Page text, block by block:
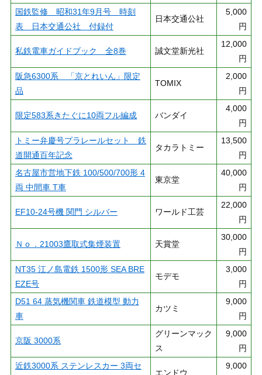
国鉄監修 昭和31年9月号 時刻
表 日本交通公社 付録付
日本交通公社
5,000
円
私鉄電車ガイドブック 全8巻 誠文堂新光社
12,000
円
阪急6300系 「京とれいん」限定
品
TOMIX
2,000
円
限定583系きたぐに10両フル編成 バンダイ
4,000
円
トミー弁慶号プラレールセット 鉄
道開通百年記念
タカラトミー
13,500
円
名古屋市営地下鉄 100/500/700形 4
両 中間車 T車
東京堂
40,000
円
EF10-24号機 関門 シルバー ワールド工芸
22,000
円
Ｎｏ．21003鷹取式集煙装置 天賞堂
30,000
円
NT35 江ノ島電鉄 1500形 SEA BRE
EZE号
モデモ
3,000
円
D51 64 蒸気機関車 鉄道模型 動力
車
カツミ
9,000
円
京阪 3000系
グリーンマック
ス
9,000
円
近鉄3000系 ステンレスカー 3両セ
エンドウ
9,000